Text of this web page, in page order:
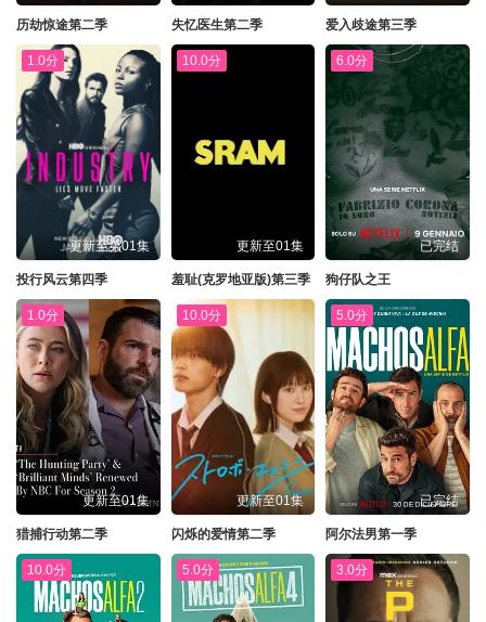
历劫惊途第二季 失忆医生第二季 爱入歧途第三季
1.0分
更新至第01集
投行风云第四季
10.0分
更新至01集
羞耻(克罗地亚版)第三季
6.0分
已完结
狗仔队之王
1.0分
更新至01集
猎捕行动第二季
10.0分
更新至01集
闪烁的爱情第二季
5.0分
已完结
阿尔法男第一季
10.0分 5.0分 3.0分